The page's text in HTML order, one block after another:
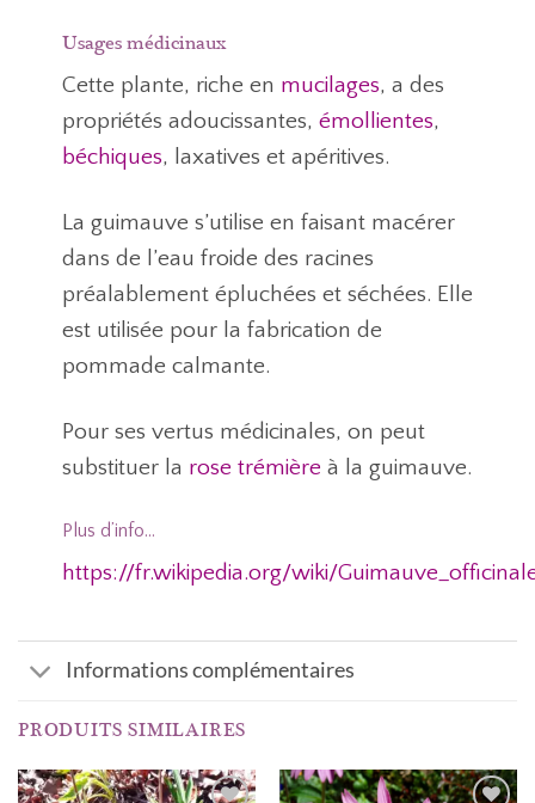
Usages médicinaux
Cette plante, riche en mucilages, a des
propriétés adoucissantes, émollientes,
béchiques, laxatives et apéritives.
La guimauve s’utilise en faisant macérer
dans de l’eau froide des racines
préalablement épluchées et séchées. Elle
est utilisée pour la fabrication de
pommade calmante.
Pour ses vertus médicinales, on peut
substituer la rose trémière à la guimauve.
Plus d’info…
https://fr.wikipedia.org/wiki/
Informations complémentaires
PRODUITS SIMILAIRES